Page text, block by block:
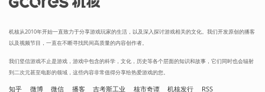
机核从2010年开始一直致力于分享游戏玩家的生活，以及深入探讨游戏相关的文化。我们开发原创的播客
以及视频节目，一直在不断寻找民间高质量的内容创作者。
我们坚信游戏不止是游戏，游戏中包含的科学，文化，历史等各个层面的知识和故事，它们同时也会辐射
到二次元甚至电影的领域，这些内容非常值得分享给热爱游戏的您。
知乎 微博 微信 播客 吉考斯工业 核市奇谭 机核发行 RSS